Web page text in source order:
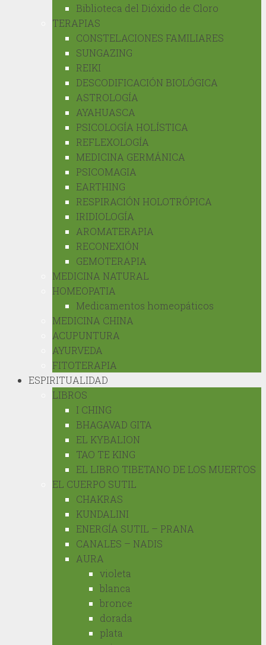
Biblioteca del Dióxido de Cloro
TERAPIAS
CONSTELACIONES FAMILIARES
SUNGAZING
REIKI
DESCODIFICACIÓN BIOLÓGICA
ASTROLOGÍA
AYAHUASCA
PSICOLOGÍA HOLÍSTICA
REFLEXOLOGÍA
MEDICINA GERMÁNICA
PSICOMAGIA
EARTHING
RESPIRACIÓN HOLOTRÓPICA
IRIDIOLOGÍA
AROMATERAPIA
RECONEXIÓN
GEMOTERAPIA
MEDICINA NATURAL
HOMEOPATIA
Medicamentos homeopáticos
MEDICINA CHINA
ACUPUNTURA
AYURVEDA
FITOTERAPIA
ESPIRITUALIDAD
LIBROS
I CHING
BHAGAVAD GITA
EL KYBALION
TAO TE KING
EL LIBRO TIBETANO DE LOS MUERTOS
EL CUERPO SUTIL
CHAKRAS
KUNDALINI
ENERGÍA SUTIL – PRANA
CANALES – NADIS
AURA
violeta
blanca
bronce
dorada
plata